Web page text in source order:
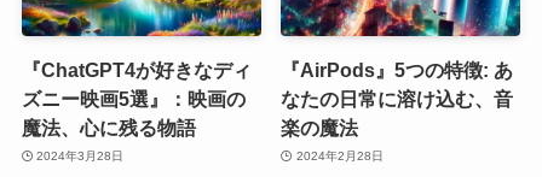
『ChatGPT4が好きなディ
ズニー映画5選』：映画の
魔法、心に残る物語
2024年3月28日
『AirPods』5つの特徴: あ
なたの日常に溶け込む、音
楽の魔法
2024年2月28日